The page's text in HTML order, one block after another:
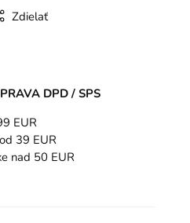
Zdielať
DPD / SPS
EUR
39 EUR
nad 50 EUR